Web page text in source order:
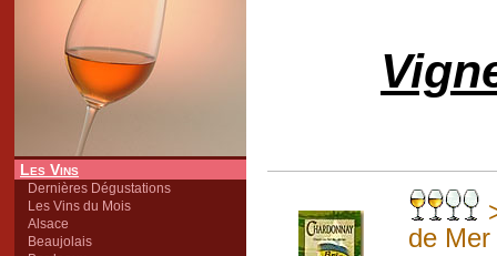
Les Vins
Dernières Dégustations
Les Vins du Mois
Alsace
Beaujolais
de Mer